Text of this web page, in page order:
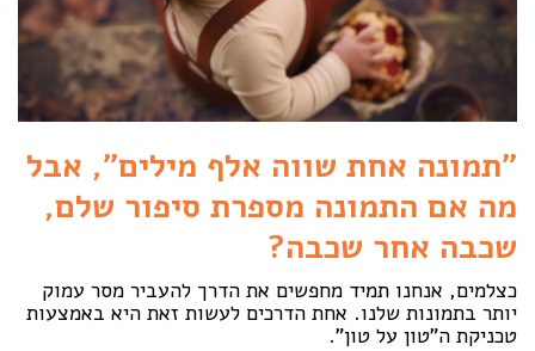
"תמונה אחת שווה אלף מילים", אבל
מה אם התמונה מספרת סיפור שלם,
שכבה אחר שכבה?
כצלמים, אנחנו תמיד מחפשים את הדרך להעביר מסר עמוק
יותר בתמונות שלנו. אחת הדרכים לעשות זאת היא באמצעות
טכניקת ה"טון על טון".